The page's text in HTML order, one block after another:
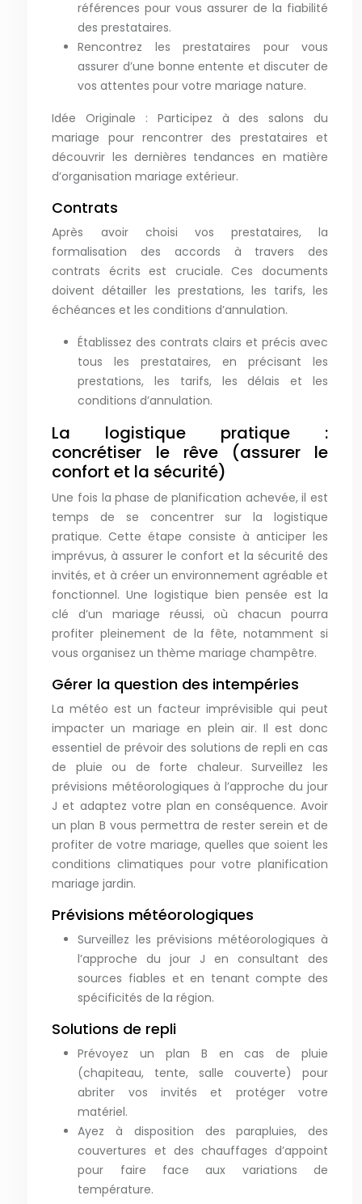
références pour vous assurer de la fiabilité
des prestataires.
Rencontrez les prestataires pour vous
assurer d’une bonne entente et discuter de
vos attentes pour votre mariage nature.
Idée Originale : Participez à des salons du
mariage pour rencontrer des prestataires et
découvrir les dernières tendances en matière
d’organisation mariage extérieur.
Contrats
Après avoir choisi vos prestataires, la
formalisation des accords à travers des
contrats écrits est cruciale. Ces documents
doivent détailler les prestations, les tarifs, les
échéances et les conditions d’annulation.
Établissez des contrats clairs et précis avec
tous les prestataires, en précisant les
prestations, les tarifs, les délais et les
conditions d’annulation.
La logistique pratique :
concrétiser le rêve (assurer le
confort et la sécurité)
Une fois la phase de planification achevée, il est
temps de se concentrer sur la logistique
pratique. Cette étape consiste à anticiper les
imprévus, à assurer le confort et la sécurité des
invités, et à créer un environnement agréable et
fonctionnel. Une logistique bien pensée est la
clé d’un mariage réussi, où chacun pourra
profiter pleinement de la fête, notamment si
vous organisez un thème mariage champêtre.
Gérer la question des intempéries
La météo est un facteur imprévisible qui peut
impacter un mariage en plein air. Il est donc
essentiel de prévoir des solutions de repli en cas
de pluie ou de forte chaleur. Surveillez les
prévisions météorologiques à l’approche du jour
J et adaptez votre plan en conséquence. Avoir
un plan B vous permettra de rester serein et de
profiter de votre mariage, quelles que soient les
conditions climatiques pour votre planification
mariage jardin.
Prévisions météorologiques
Surveillez les prévisions météorologiques à
l’approche du jour J en consultant des
sources fiables et en tenant compte des
spécificités de la région.
Solutions de repli
Prévoyez un plan B en cas de pluie
(chapiteau, tente, salle couverte) pour
abriter vos invités et protéger votre
matériel.
Ayez à disposition des parapluies, des
couvertures et des chauffages d’appoint
pour faire face aux variations de
température.